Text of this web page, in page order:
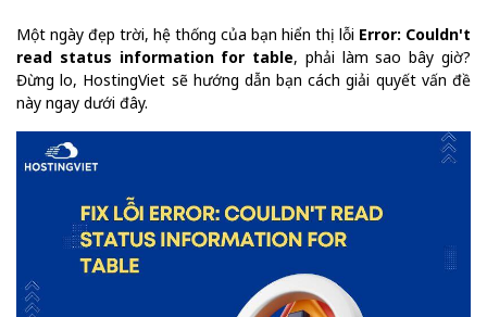
Một ngày đẹp trời, hệ thống của bạn hiển thị lỗi Error: Couldn't
read status information for table, phải làm sao bây giờ?
Đừng lo, HostingViet sẽ hướng dẫn bạn cách giải quyết vấn đề
này ngay dưới đây.